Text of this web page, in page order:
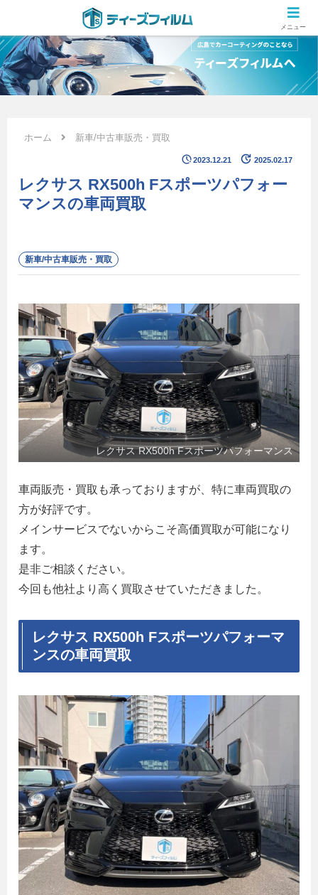
広島のカーコーティング専門店 ティーズフィルムの施工ブログ
ホーム 新車/中古車販売・買取
2023.12.21 2025.02.17
レクサス RX500h Fスポーツパフォー
マンスの車両買取
新車/中古車販売・買取
レクサス RX500h Fスポーツパフォーマンス
車両販売・買取も承っておりますが、特に車両買取の
方が好評です。
メインサービスでないからこそ高価買取が可能になり
ます。
是非ご相談ください。
今回も他社より高く買取させていただきました。
レクサス RX500h Fスポーツパフォーマ
ンスの車両買取
メニュー